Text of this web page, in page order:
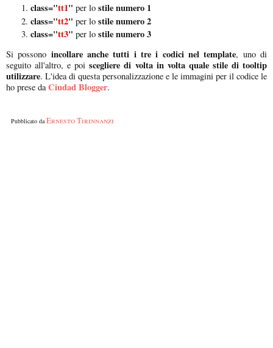
class="tt1" per lo stile numero 1
class="tt2" per lo stile numero 2
class="tt3" per lo stile numero 3
Si possono incollare anche tutti i tre i codici nel template, uno di
seguito all'altro, e poiscegliere di volta in volta quale stile di tooltip
utilizzare. L'idea di questa personalizzazione e le immagini per il codice le
ho prese daCiudad Blogger.
Pubblicato daErnesto Tirinnanzi